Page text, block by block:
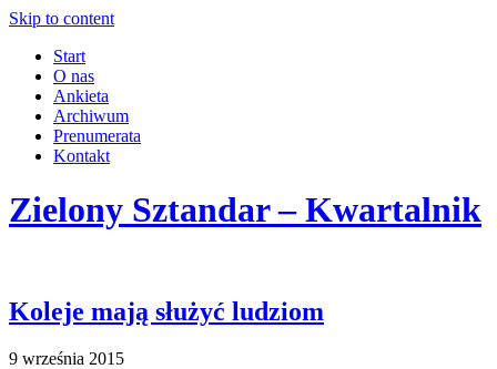
Skip to content
Start
O nas
Ankieta
Archiwum
Prenumerata
Kontakt
Zielony Sztandar – Kwartalnik
Koleje mają służyć ludziom
9 września 2015